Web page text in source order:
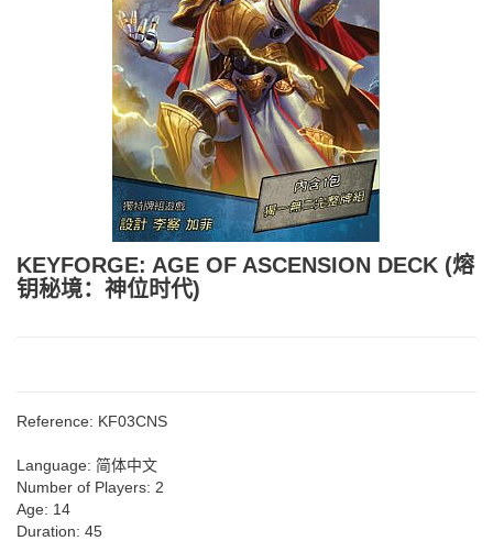
KEYFORGE: AGE OF ASCENSION DECK (熔
钥秘境：神位时代)
Reference: KF03CNS
Language: 简体中文
Number of Players: 2
Age: 14
Duration: 45